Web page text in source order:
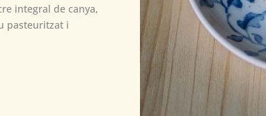
integral de canya,
pasteuritzat i